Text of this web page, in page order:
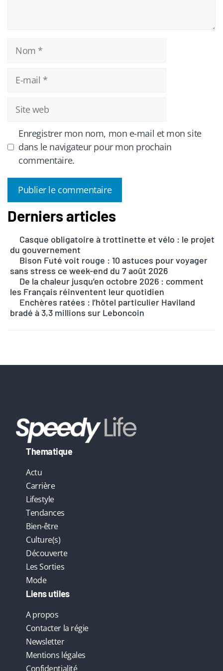
Nom
mail
Site
web
Enregistrer mon nom, mon e-mail et mon site
dans le navigateur pour mon prochain
commentaire.
A
e
r
a
:
Derniers articles
Casque obligatoire à trottinette et vélo : le projet
du gouvernement
Bison Futé voit rouge : 10 astuces pour voyager
sans stress ce week-end du 7 août 2026
De la chaleur jusqu’en octobre 2026 : comment
les Français réinventent leur quotidien
Enchères ratées : l’hôtel particulier Haviland
bradé à 3,3 millions sur Leboncoin
Thematique
Actu
Carrière
Lifestyle
Tendances
Bien-être
Culture(s)
Découverte
Les Sorties
Mode
Liens utiles
A propos
Contacter la régie
Newsletter
Mentions légales
Confidentialité